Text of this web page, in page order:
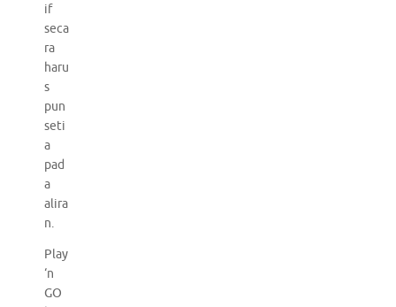
if
seca
ra
haru
s
pun
seti
a
pad
a
alira
n.
Play
‘n
GO